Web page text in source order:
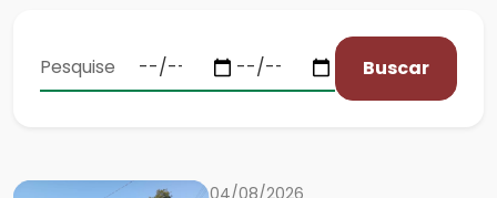
Buscar